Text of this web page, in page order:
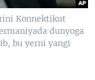
Konnektikut
dunyoga
bu yerni yangi